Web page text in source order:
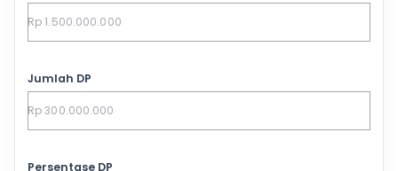
Jumlah DP
Persentase DP